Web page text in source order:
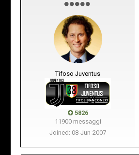
Tifoso Juventus
5826
11900 messaggi
Joined: 08-Jun-2007